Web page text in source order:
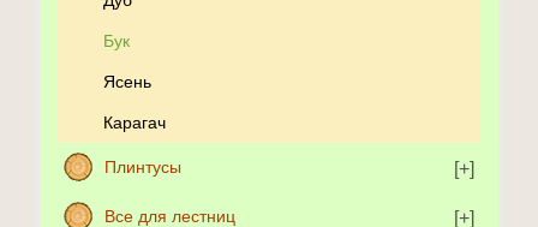
Бук
Ясень
Карагач
Плинтусы
Все для лестниц